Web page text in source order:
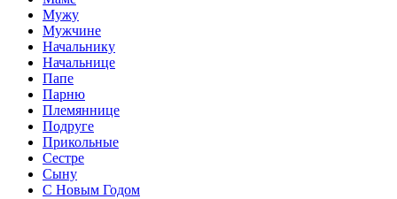
Мужу
Мужчине
Начальнику
Начальнице
Папе
Парню
Племяннице
Подруге
Прикольные
Сестре
Сыну
С Новым Годом